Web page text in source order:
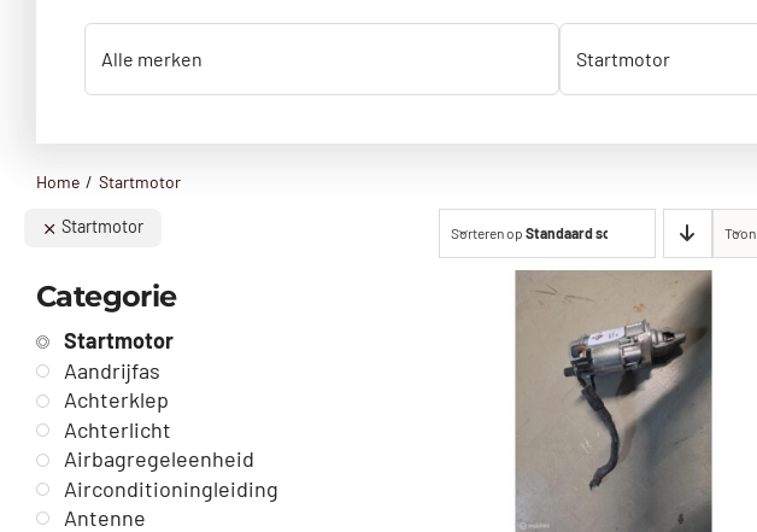
Home Startmotor
Startmotor
Categorie
Startmotor
Aandrijfas
Achterklep
Achterlicht
Airbagregeleenheid
Airconditioningleiding
Antenne
Sorteren op Standaard sorteervolgorde Toon